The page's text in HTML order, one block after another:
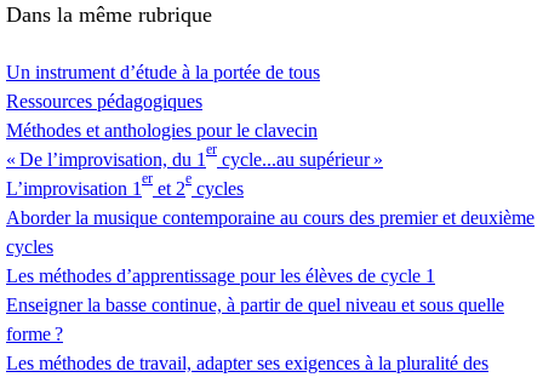
Dans la même rubrique
Un instrument d’étude à la portée de tous
Ressources pédagogiques
Méthodes et anthologies pour le clavecin
« De l’improvisation, du 1
er
cycle...au supérieur »
L’improvisation 1
er
et 2
e
cycles
Aborder la musique contemporaine au cours des premier et deuxième
cycles
Les méthodes d’apprentissage pour les élèves de cycle 1
Enseigner la basse continue, à partir de quel niveau et sous quelle
forme?
Les méthodes de travail, adapter ses exigences à la pluralité des